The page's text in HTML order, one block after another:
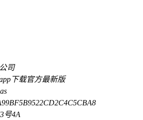
司
下载官方最新版
号4A